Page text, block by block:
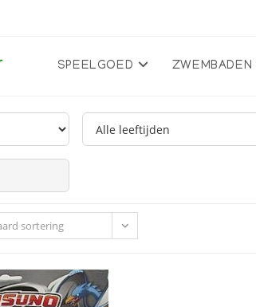
SPEELGOED ZWEMBADEN
sortering